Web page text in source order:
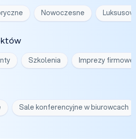
Nowoczesne
Szkolenia Imprezy firmowe
Sale konferencyjne w biurowcach